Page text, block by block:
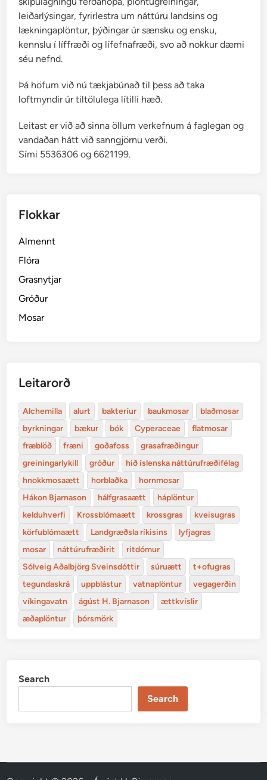
leiðarlýsingar, fyrirlestra um náttúru landsins og
lækningaplöntur, þýðingar úr sænsku og ensku,
kennslu í líffræði og lífefnafræði, svo að nokkur dæmi
séu nefnd.
Þá höfum við nú tækjabúnað til þess að taka
loftmyndir úr tiltölulega lítilli hæð.
Leitast er við að sinna öllum verkefnum á faglegan og
vandaðan hátt við sanngjörnu verði.
Sími 5536306 og 6621199.
Flokkar
Almennt
Flóra
Grasnytjar
Gróður
Mosar
Leitarorð
Alchemilla alurt bakteríur baukmosar
blaðmosar
byrkningar
bækur bók Cyperaceae
flatmosar
fræblöð
fræni goðafoss
grasafræðingur
greiningarlykill
gróður
hið íslenska náttúrufræðifélag
hnokkmosaætt
horblaðka
hornmosar
Hákon Bjarnason
hálfgrasaætt
háplöntur
kelduhverfi
Krossblómaætt krossgras
kveisugras
körfublómaætt
Landgræðsla ríkisins
lyfjagras
mosar
náttúrufræðirit
ritdómur
Sólveig Aðalbjörg Sveinsdóttir
súruætt
t+ofugras
tegundaskrá
uppblástur vatnaplöntur
vegagerðin
víkingavatn
ágúst H. Bjarnason
ættkvíslir
æðaplöntur
þórsmörk
Search
Search